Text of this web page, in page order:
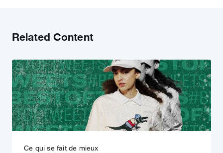
Related Content
Ce qui se fait de mieux